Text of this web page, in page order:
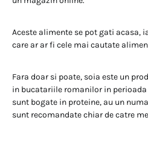
Aceste alimente se pot gati acasa,
care ar ar fi cele mai cautate
Fara doar si poate, soia este un
in bucatariile romanilor in perioada
sunt bogate in proteine, au un
sunt recomandate chiar de catre